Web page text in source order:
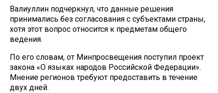
Валиуллин подчеркнул, что данные решения
принимались без согласования с субъектами страны,
хотя этот вопрос относится к предметам общего
ведения.
По его словам, от Минпросвещения поступил проект
закона «О языках народов Российской Федерации».
Мнение регионов требуют предоставить в течение
двух дней.